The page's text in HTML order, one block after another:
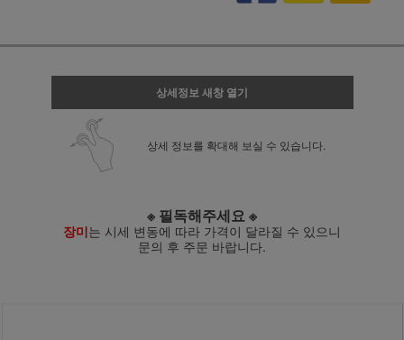
상세정보 새창 열기
상세 정보를 확대해 보실 수 있습니다.
※ 필독해주세요 ※
장미는 시세 변동에 따라 가격이 달라질 수 있으니
문의 후 주문 바랍니다.